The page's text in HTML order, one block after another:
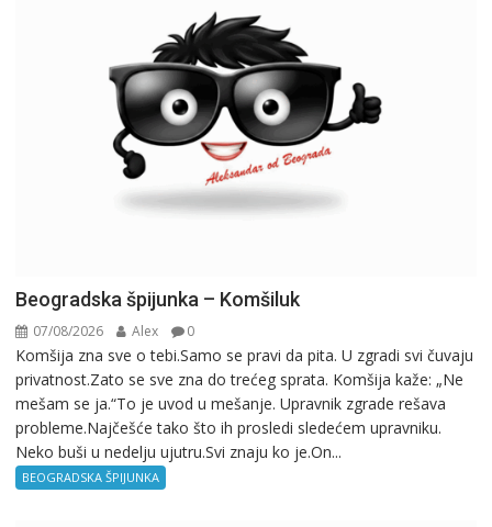
Beogradska špijunka – Komšiluk
07/08/2026 Alex 0
Komšija zna sve o tebi.Samo se pravi da pita. U zgradi svi čuvaju
privatnost.Zato se sve zna do trećeg sprata. Komšija kaže: „Ne
mešam se ja.“To je uvod u mešanje. Upravnik zgrade rešava
probleme.Najčešće tako što ih prosledi sledećem upravniku.
Neko buši u nedelju ujutru.Svi znaju ko je.On...
BEOGRADSKA ŠPIJUNKA